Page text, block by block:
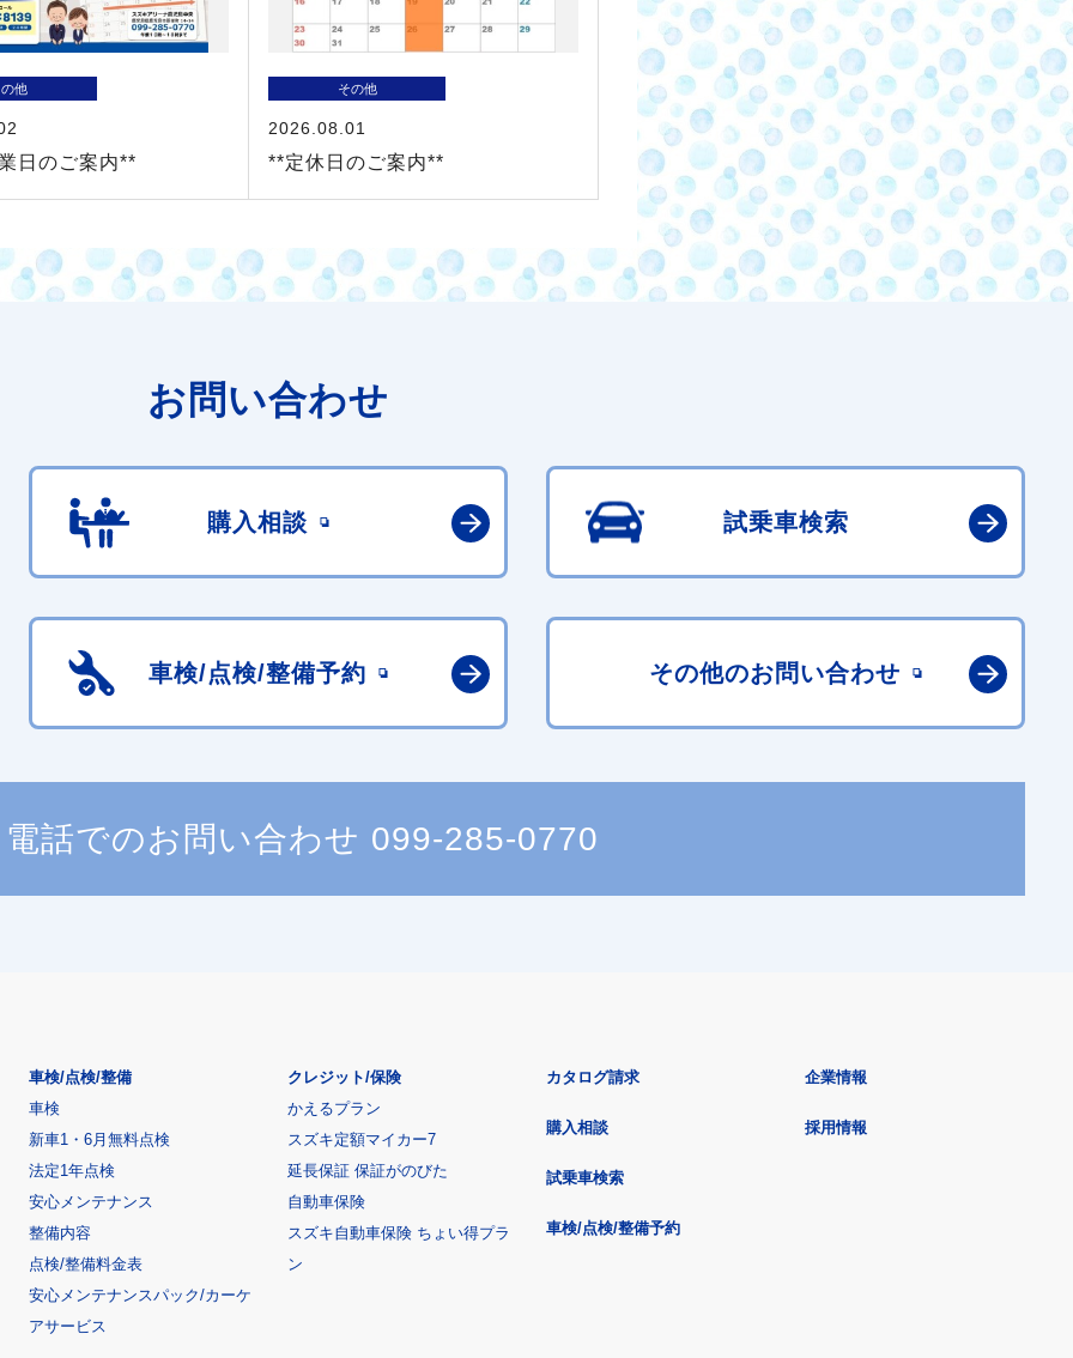
他
日のご案内**
その他
2026.08.01
**定休日のご案内**
お問い合わせ
購入相談 試乗車検索
車検/点検/整備予約 その他のお問い合わせ
電話でのお問い合わせ 099-285-0770
車検/点検/整備
車検
新車1・6月無料点検
法定1年点検
安心メンテナンス
整備内容
点検/整備料金表
安心メンテナンスパック/カーケ
アサービス
クレジット/保険
かえるプラン
スズキ定額マイカー7
延長保証 保証がのびた
自動車保険
スズキ自動車保険 ちょい得プラ
ン
カタログ請求
購入相談
試乗車検索
車検/点検/整備予約
企業情報
採用情報